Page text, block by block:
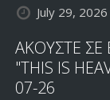
July 29, 2026
ΑΚΟΥΣΤΕ
"THIS IS
07-26